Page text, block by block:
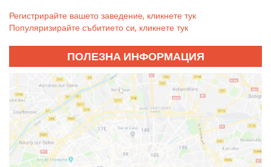
Регистрирайте вашето заведение, кликнете тук
Популяризирайте събитието си, кликнете тук
ПОЛЕЗНА ИНФОРМАЦИЯ